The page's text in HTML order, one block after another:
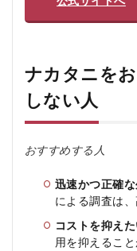
ナカタニを
しない人
おすすめする人
迅速かつ正確
による調査は
コストを抑え
用を抑えること